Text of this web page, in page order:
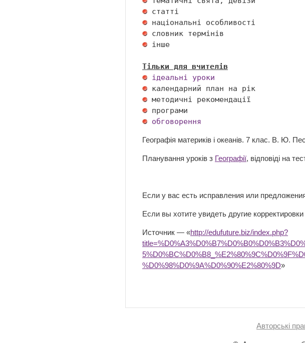
інше
Тільки для вчителів
ідеальні уроки
обговорення
Географія материків і океанів. 7 клас. В. Ю.
Планування уроків з Географії, відповіді на
Если у вас есть исправления или
Если вы хотите увидеть другие
Источник — «http://edufuture.biz/index.php?
%D0%98%D0%9A%D0%90%E2%80%9D»
Авторські